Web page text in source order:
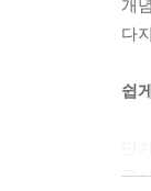
출
출
개
다
쉽
공